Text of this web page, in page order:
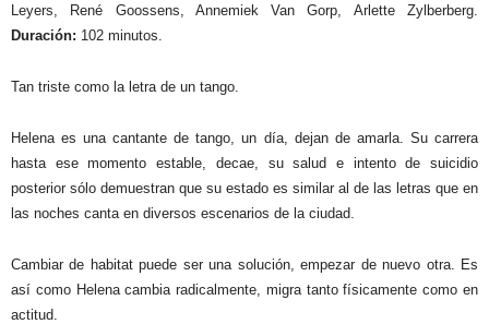
Leyers, René Goossens, Annemiek Van Gorp, Arlette Zylberberg.
Duración: 102 minutos.
Tan triste como la letra de un tango.
Helena es una cantante de tango, un día, dejan de amarla. Su carrera
hasta ese momento estable, decae, su salud e intento de suicidio
posterior sólo demuestran que su estado es similar al de las letras que en
las noches canta en diversos escenarios de la ciudad.
Cambiar de habitat puede ser una solución, empezar de nuevo otra. Es
así como Helena cambia radicalmente, migra tanto físicamente como en
actitud.